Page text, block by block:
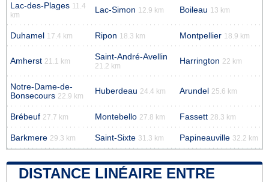
Lac-des-Plages 11.4
km
Lac-Simon 12.9 km Boileau 13 km
Duhamel 17.4 km Ripon 18.3 km Montpellier 18.9 km
Amherst 21.1 km Saint-André-Avellin
21.2 km
Harrington 22 km
Notre-Dame-de-
Bonsecours 22.9 km
Huberdeau 24.4 km Arundel 25.6 km
Brébeuf 27.7 km Montebello 27.8 km Fassett 28.3 km
Barkmere 29.3 km Saint-Sixte 31.3 km Papineauville 32.2 km
DISTANCE LINÉAIRE ENTRE